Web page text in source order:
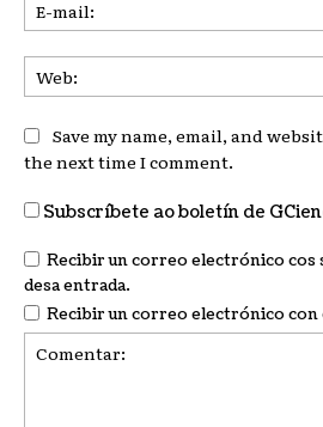
Save my name, email, and
the next time I comment.
Subscríbete ao boletín de
Recibir un correo electrónico cos
desa entrada.
Recibir un correo electrónico con